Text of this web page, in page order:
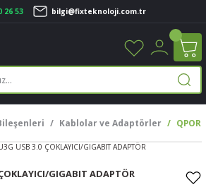
26 53 bilgi@fixteknoloji.com.tr
Geri Dön
Geri Dön
Geri Dön
Geri Dön
Geri Dön
Geri Dön
Geri Dön
Geri Dön
Kablolar ve Adaptörler
GIGABIT ADAPTÖR